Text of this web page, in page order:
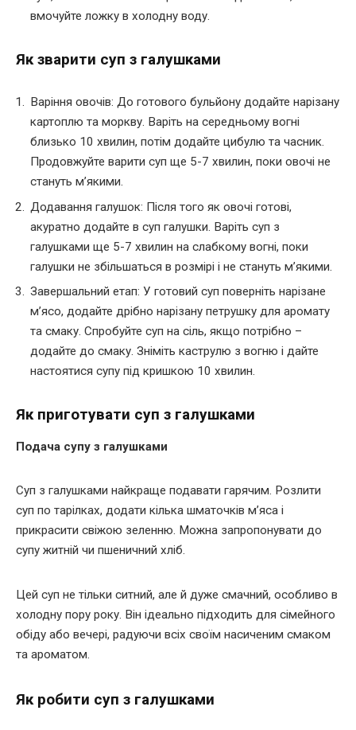
вмочуйте ложку в холодну воду.
Як зварити суп з галушками
Варіння овочів: До готового бульйону додайте нарізану
картоплю та моркву. Варіть на середньому вогні
близько 10 хвилин, потім додайте цибулю та часник.
Продовжуйте варити суп ще 5-7 хвилин, поки овочі не
стануть м’якими.
Додавання галушок: Після того як овочі готові,
акуратно додайте в суп галушки. Варіть суп з
галушками ще 5-7 хвилин на слабкому вогні, поки
галушки не збільшаться в розмірі і не стануть м’якими.
Завершальний етап: У готовий суп поверніть нарізане
м’ясо, додайте дрібно нарізану петрушку для аромату
та смаку. Спробуйте суп на сіль, якщо потрібно –
додайте до смаку. Зніміть каструлю з вогню і дайте
настоятися супу під кришкою 10 хвилин.
Як приготувати суп з галушками
Подача супу з галушками
Суп з галушками найкраще подавати гарячим. Розлити
суп по тарілках, додати кілька шматочків м’яса і
прикрасити свіжою зеленню. Можна запропонувати до
супу житній чи пшеничний хліб.
Цей суп не тільки ситний, але й дуже смачний, особливо в
холодну пору року. Він ідеально підходить для сімейного
обіду або вечері, радуючи всіх своїм насиченим смаком
та ароматом.
Як робити суп з галушками